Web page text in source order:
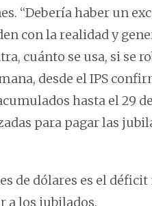
“Debería haber un
con la realidad y
cuánto se usa, si se
desde el IPS
hasta el 29
para pagar las
de dólares es el
a los jubilados.